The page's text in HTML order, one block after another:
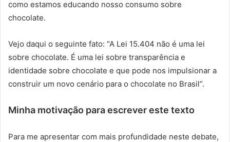
como estamos educando nosso consumo sobre
chocolate.
Vejo daqui o seguinte fato: “A Lei 15.404 não é uma lei
sobre chocolate. É uma lei sobre transparência e
identidade sobre chocolate e que pode nos impulsionar a
construir um novo cenário para o chocolate no Brasil”.
Minha motivação para escrever este texto
Para me apresentar com mais profundidade neste debate,